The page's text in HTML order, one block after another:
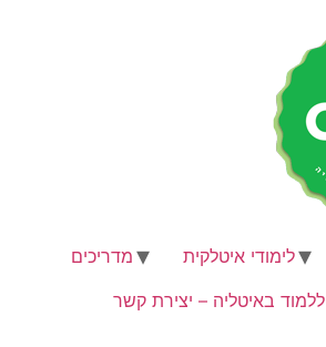
לימודי איטלקית
מדריכים
ללמוד באיטליה – יצירת קשר